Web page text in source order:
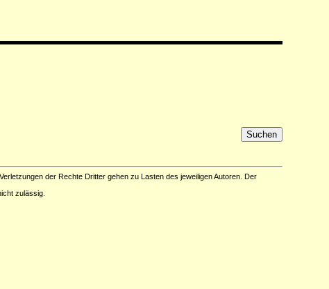
der Rechte Dritter gehen zu Lasten des jeweiligen Autoren. Der
zulässig.